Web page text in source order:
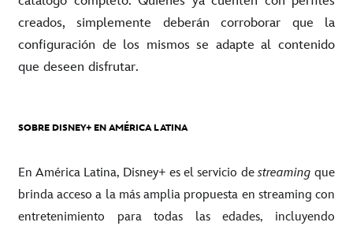
creados, simplemente deberán corroborar que la
configuración de los mismos se adapte al contenido
que deseen disfrutar.
SOBRE DISNEY+ EN AMÉRICA LATINA
En América Latina, Disney+ es el servicio destreamingque
brinda acceso a la más amplia propuesta en streaming con
entretenimiento para todas las edades, incluyendo